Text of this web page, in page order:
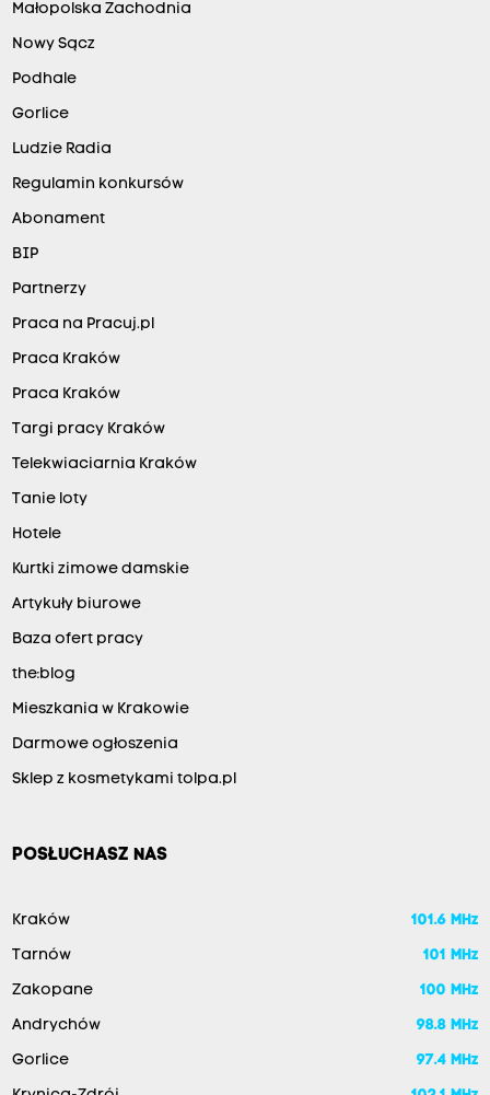
Małopolska Zachodnia
Nowy Sącz
Podhale
Gorlice
Ludzie Radia
Regulamin konkursów
Abonament
BIP
Partnerzy
Praca na Pracuj.pl
Praca Kraków
Praca Kraków
Targi pracy Kraków
Telekwiaciarnia Kraków
Tanie loty
Hotele
Kurtki zimowe damskie
Artykuły biurowe
Baza ofert pracy
the:blog
Mieszkania w Krakowie
Darmowe ogłoszenia
Sklep z kosmetykami tolpa.pl
POSŁUCHASZ NAS
Kraków 101.6 MHz
Tarnów 101 MHz
Zakopane 100 MHz
Andrychów 98.8 MHz
Gorlice 97.4 MHz